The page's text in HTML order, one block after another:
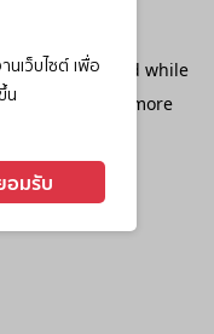
เว็บไซต์ เพื่อ
น
อมรับ
has occurred while
console
for more